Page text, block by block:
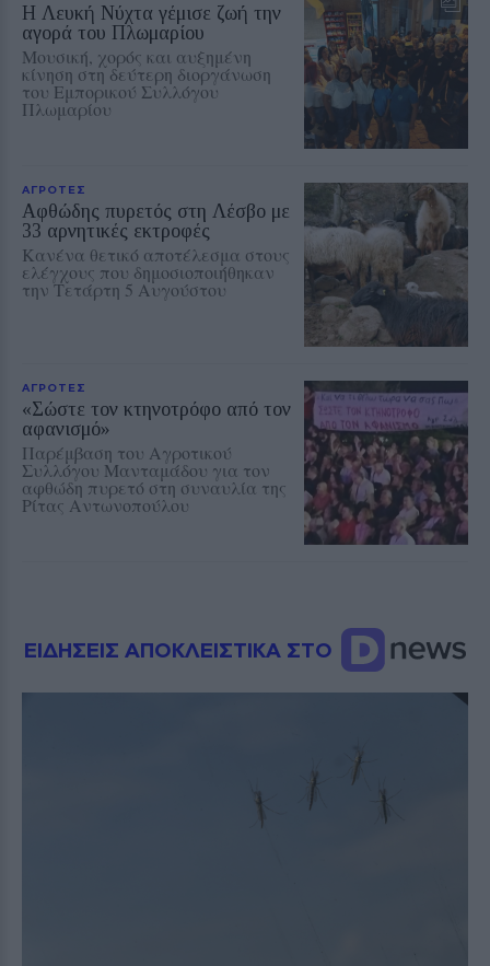
Η Λευκή Νύχτα γέμισε ζωή την
αγορά του Πλωμαρίου
Μουσική, χορός και αυξημένη
κίνηση στη δεύτερη διοργάνωση
του Εμπορικού Συλλόγου
Πλωμαρίου
ΑΓΡΟΤΕΣ
Αφθώδης πυρετός στη Λέσβο με
33 αρνητικές εκτροφές
Κανένα θετικό αποτέλεσμα στους
ελέγχους που δημοσιοποιήθηκαν
την Τετάρτη 5 Αυγούστου
ΑΓΡΟΤΕΣ
«Σώστε τον κτηνοτρόφο από τον
αφανισμό»
Παρέμβαση του Αγροτικού
Συλλόγου Μανταμάδου για τον
αφθώδη πυρετό στη συναυλία της
Ρίτας Αντωνοπούλου
ΕΙΔΗΣΕΙΣ ΑΠΟΚΛΕΙΣΤΙΚΑ ΣΤΟ